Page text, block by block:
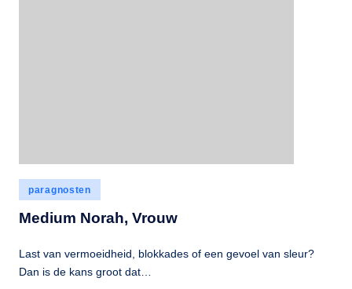
Geplaatst
in
paragnosten
Medium Norah, Vrouw
Last van vermoeidheid, blokkades of een gevoel van sleur?
Dan is de kans groot dat…